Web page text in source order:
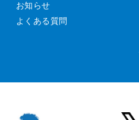
お知らせ
よくある質問